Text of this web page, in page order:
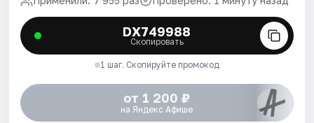
DX749988
Скопировать
1 шаг. Скопируйте промокод
от 1 200 ₽
на Яндекс Афише